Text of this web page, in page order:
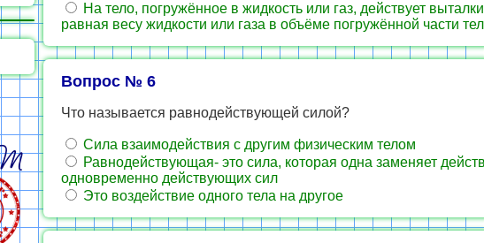
На тело, погружённое в жидкость или газ, действует
равная весу жидкости или газа в объёме погружённой части
Вопрос № 6
Что называется равнодействующей силой?
Сила взаимодействия с другим физическим телом
Равнодействующая- это сила, которая одна заменяет
одновременно действующих сил
Это воздействие одного тела на другое